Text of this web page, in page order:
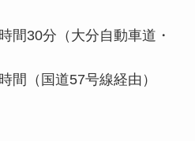
間30分（大分自動車道・
間（国道57号線経由）